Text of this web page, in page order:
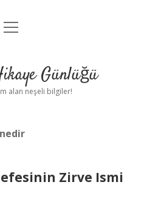
Uyarı
menüyü
Günlüğü
alan neşeli bilgiler!
Zirve Ismi